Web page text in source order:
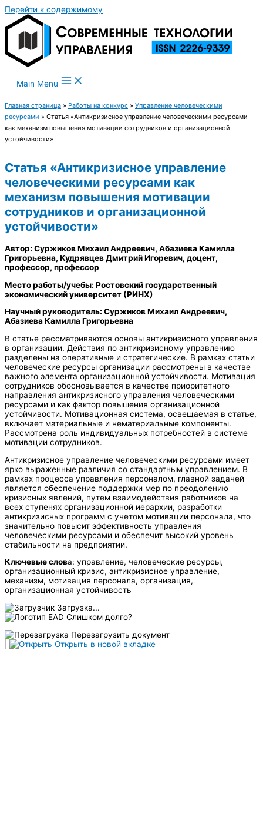
Перейти к содержимому
Main Menu
Главная страница » Работы на конкурс » Управление человеческими
ресурсами » Статья «Антикризисное управление человеческими ресурсами
как механизм повышения мотивации сотрудников и организационной
устойчивости»
Статья «Антикризисное управление
человеческими ресурсами как
механизм повышения мотивации
сотрудников и организационной
устойчивости»
Автор: Суржиков Михаил Андреевич, Абазиева Камилла
Григорьевна, Кудрявцев Дмитрий Игоревич, доцент,
профессор, профессор
Место работы/учебы: Ростовский государственный
экономический университет (РИНХ)
Научный руководитель: Суржиков Михаил Андреевич,
Абазиева Камилла Григорьевна
В статье рассматриваются основы антикризисного управления
в организации. Действия по антикризисному управлению
разделены на оперативные и стратегические. В рамках статьи
человеческие ресурсы организации рассмотрены в качестве
важного элемента организационной устойчивости. Мотивация
сотрудников обосновывается в качестве приоритетного
направления антикризисного управления человеческими
ресурсами и как фактор повышения организационной
устойчивости. Мотивационная система, освещаемая в статье,
включает материальные и нематериальные компоненты.
Рассмотрена роль индивидуальных потребностей в системе
мотивации сотрудников.
Антикризисное управление человеческими ресурсами имеет
ярко выраженные различия со стандартным управлением. В
рамках процесса управления персоналом, главной задачей
является обеспечение поддержки мер по преодолению
кризисных явлений, путем взаимодействия работников на
всех ступенях организационной иерархии, разработки
антикризисных программ с учетом мотивации персонала, что
значительно повысит эффективность управления
человеческими ресурсами и обеспечит высокий уровень
стабильности на предприятии.
Ключевые слова: управление, человеческие ресурсы,
организационный кризис, антикризисное управление,
механизм, мотивация персонала, организация,
организационная устойчивость
Загрузка...
Слишком долго?
Перезагрузить документ
Открыть в новой вкладке